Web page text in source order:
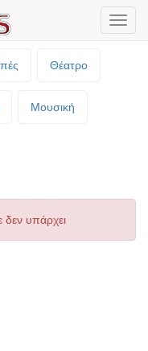
Θέατρο
Μουσική
δεν υπάρχει